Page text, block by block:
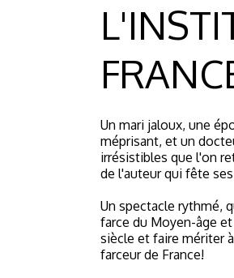
Un mari jaloux, une
méprisant, et un
irrésistibles que l'on
de l'auteur qui fête
Un spectacle rythmé,
farce du Moyen-âge
siècle et faire mériter
farceur de France!